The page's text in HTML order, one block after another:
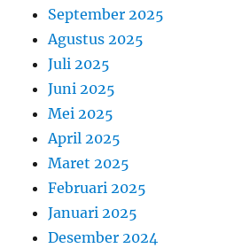
September 2025
Agustus 2025
Juli 2025
Juni 2025
Mei 2025
April 2025
Maret 2025
Februari 2025
Januari 2025
Desember 2024